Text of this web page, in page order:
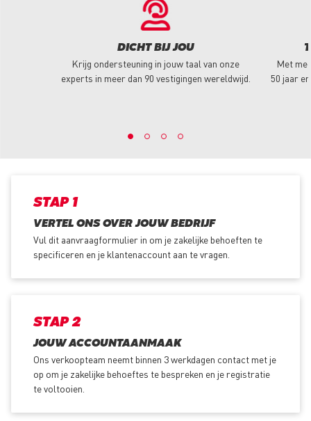
DICHT BIJ JOU
Krijg ondersteuning in jouw taal van onze
experts in meer dan 90 vestigingen wereldwijd.
Met
50 jaar
STAP 1
VERTEL ONS OVER JOUW BEDRIJF
Vul dit aanvraagformulier in om je zakelijke behoeften te
specificeren en je klantenaccount aan te vragen.
STAP 2
JOUW ACCOUNTAANMAAK
Ons verkoopteam neemt binnen 3 werkdagen contact met je
op om je zakelijke behoeftes te bespreken en je registratie
te voltooien.